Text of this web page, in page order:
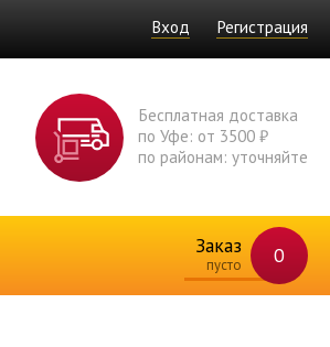
Вход Регистрация
Бесплатная доставка
по Уфе: от 3500 ₽
по районам: уточняйте
Заказ 0
пусто